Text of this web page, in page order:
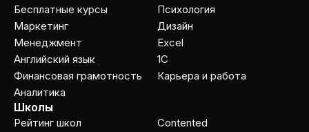
Бесплатные курсы
Маркетинг
Менеджмент
Английский язык
Финансовая грамотность
Аналитика
Психология
Дизайн
Excel
1C
Карьера и работа
Школы
Рейтинг школ
Contented